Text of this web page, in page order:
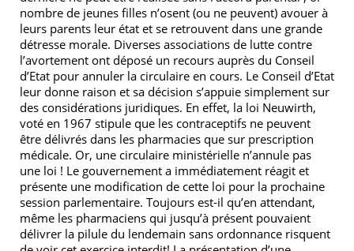
nombre de jeunes filles n’osent (ou ne peuvent) avouer à
leurs parents leur état et se retrouvent dans une grande
détresse morale. Diverses associations de lutte contre
l’avortement ont déposé un recours auprès du Conseil
d’Etat pour annuler la circulaire en cours. Le Conseil d’Etat
leur donne raison et sa décision s’appuie simplement sur
des considérations juridiques. En effet, la loi Neuwirth,
voté en 1967 stipule que les contraceptifs ne peuvent
être délivrés dans les pharmacies que sur prescription
médicale. Or, une circulaire ministérielle n’annule pas
une loi ! Le gouvernement a immédiatement réagit et
présente une modification de cette loi pour la prochaine
session parlementaire. Toujours est-il qu’en attendant,
même les pharmaciens qui jusqu’à présent pouvaient
délivrer la pilule du lendemain sans ordonnance risquent